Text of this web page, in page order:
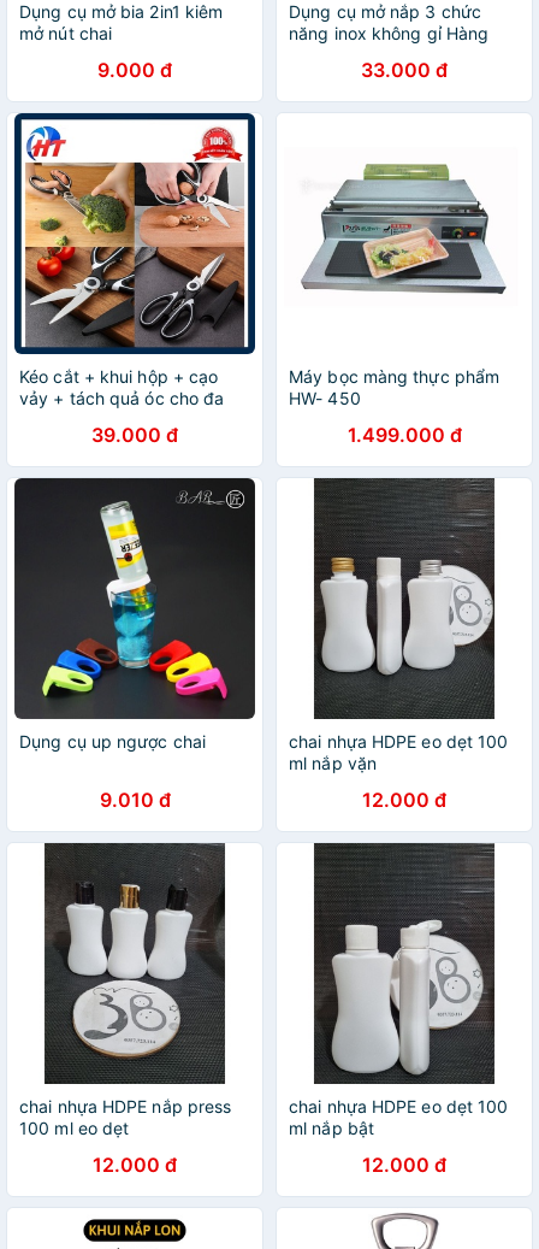
Dụng cụ mở bia 2in1 kiêm
mở nút chai
9.000 đ
Dụng cụ mở nắp 3 chức
năng inox không gỉ Hàng
33.000 đ
Kéo cắt + khui hộp + cạo
vảy + tách quả óc cho đa
39.000 đ
Máy bọc màng thực phẩm
HW- 450
1.499.000 đ
Dụng cụ up ngược chai
9.010 đ
chai nhựa HDPE eo dẹt 100
ml nắp vặn
12.000 đ
chai nhựa HDPE nắp press
100 ml eo dẹt
12.000 đ
chai nhựa HDPE eo dẹt 100
ml nắp bật
12.000 đ